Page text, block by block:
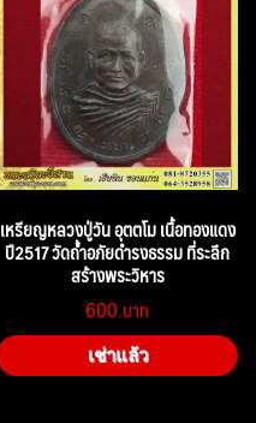
เหรียญหลวงปู่วัน อุตตโม เนื้อทองแดง
ปี2517 วัดถ้ำอภัยดำรงธรรม ที่ระลึก
สร้างพระวิหาร
600
เช่าแล้ว